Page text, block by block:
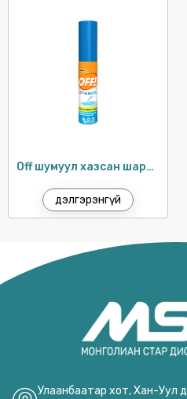
TRESEMME
VASELINE
УТЕНОК
Off шумуул хазсан шархыг анагаагч гель / 25мл
дэлгэрэнгүй
Улаанбаатар хот, Хан-Уул